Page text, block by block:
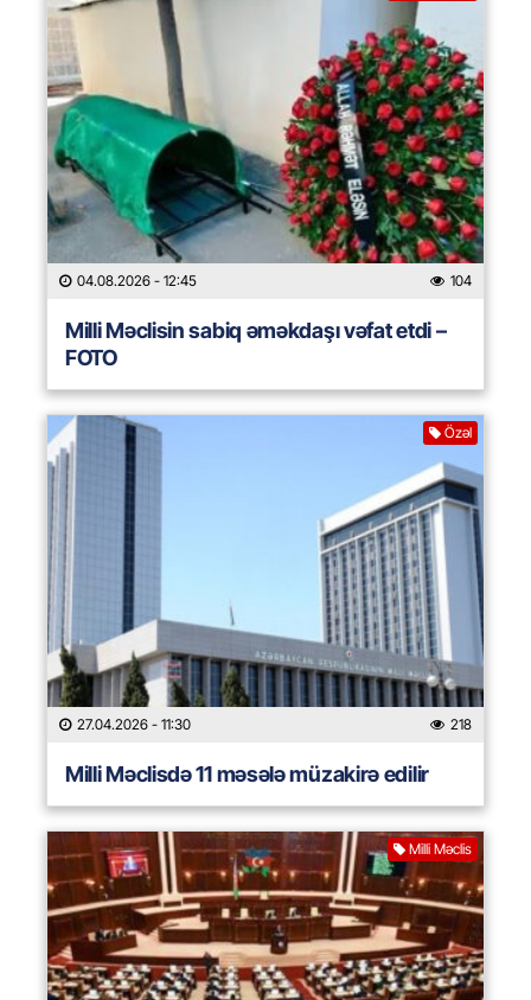
04.08.2026 - 12:45 104
Milli Məclisin sabiq əməkdaşı vəfat etdi –
FOTO
Özəl
27.04.2026 - 11:30 218
Milli Məclisdə 11 məsələ müzakirə edilir
Milli Məclis